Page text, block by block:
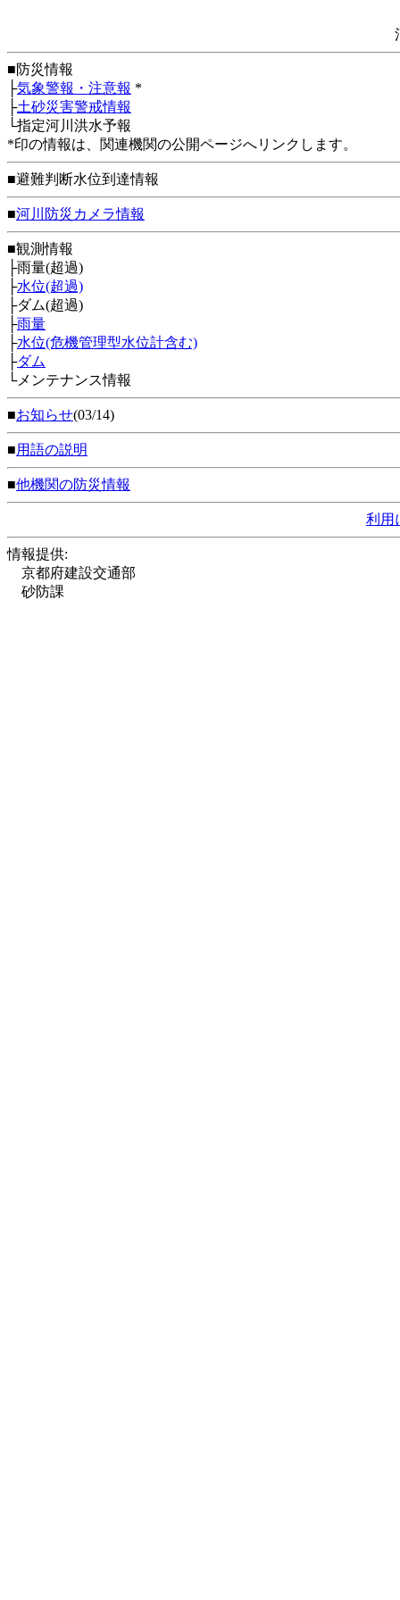
■防災情報
├気象警報・注意報 *
├土砂災害警戒情報
└指定河川洪水予報
*印の情報は、関連機関の公開ページへリンクします。
■避難判断水位到達情報
■河川防災カメラ情報
■観測情報
├雨量(超過)
├水位(超過)
├ダム(超過)
├雨量
├水位(危機管理型水位計含む)
├ダム
└メンテナンス情報
■お知らせ(03/14)
■用語の説明
■他機関の防災情報
利用
情報提供:
京都府建設交通部
砂防課